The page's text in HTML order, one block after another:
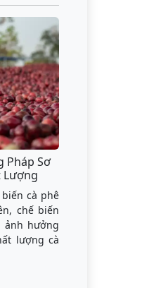
Pháp Sơ
Lượng
cà phê
chế biến
hưởng
lượng cà